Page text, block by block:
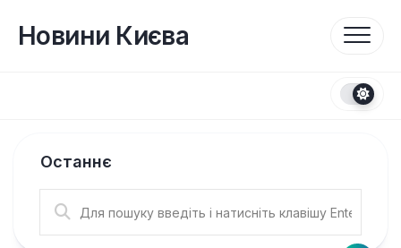
вмістуНовини Києва
Останнє